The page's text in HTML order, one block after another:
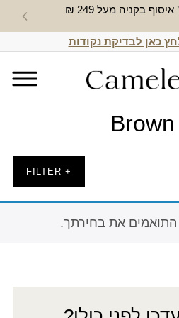
בקניה מעל 249 ₪ חדש
כאן לבדיקת נקודות
+ FILTER
התואמים את בחירתך.